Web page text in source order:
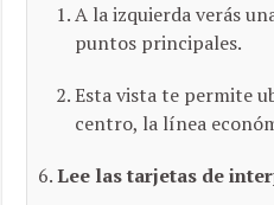
A la izquierda verás
puntos principales.
Esta vista te permite
centro, la línea
Lee las tarjetas de